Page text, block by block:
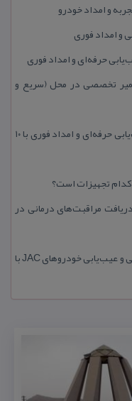
و امداد فوری
حرفه‌ای و امداد فوری
تخصصی در محل (سریع و
تعمیرگاه تخصصی كوییك در مشهد | عیب‌یابی حرفه‌ای و امداد فوری با ۱۰
مراقبت‌های درمانی در
امداد خودرو جك در مشهد | تعمیر تخصصی و عیب‌یابی خودروهای JAC با